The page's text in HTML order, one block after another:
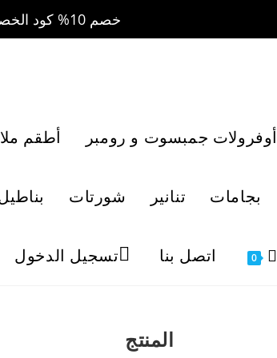
خصم 10% كود الخصم : متجر رباب نت 10 ....... خصم 20% كود الخصم : متجر رباب نت 20
أطقم أوفرولات جمبسوت و رومبر
شورتات تنانير بجامات
تسجيل الدخول اتصل بنا 0
المنتج